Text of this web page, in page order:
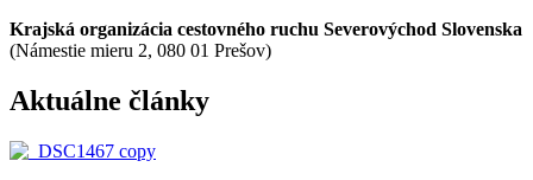
Krajská organizácia cestovného ruchu Severovýchod Slovenska
(Námestie mieru 2, 080 01 Prešov)
Aktuálne články